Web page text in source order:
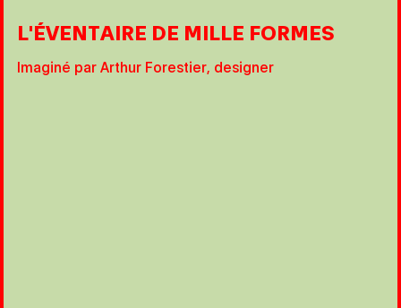
L'ÉVENTAIRE DE MILLE FORMES
Imaginé par Arthur Forestier, designer